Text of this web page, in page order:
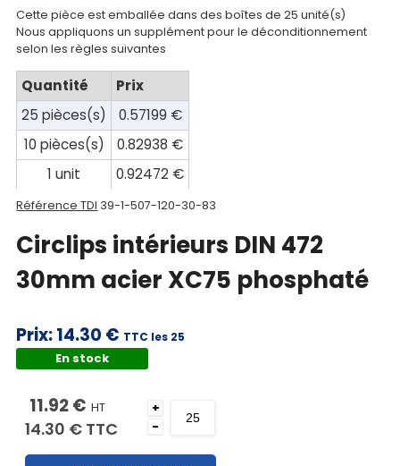
Mon
panier
Contact
Cette pièce est emballée dans des boîtes de 25 unité(s)
Nous appliquons un supplément pour le déconditionnement
selon les règles suivantes
Quantité
Prix
25 pièces(s)
0.57199 €
10 pièces(s)
0.82938 €
1 unit
0.92472 €
Référence TDI 39-1-507-120-30-83
Circlips intérieurs DIN 472
30mm acier XC75 phosphaté
Prix:14.30 € TTC les 25
En stock
11.92 € HT
14.30 € TTC
+
-